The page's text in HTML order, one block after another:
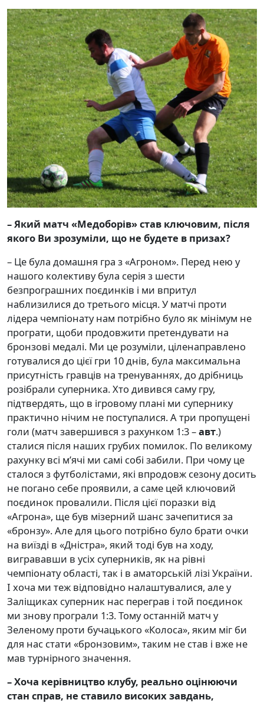
– Який матч «Медоборів» став ключовим, після
якого Ви зрозуміли, що не будете в призах?
– Це була домашня гра з «Агроном». Перед нею у
нашого колективу була серія з шести
безпрограшних поєдинків і ми впритул
наблизилися до третього місця. У матчі проти
лідера чемпіонату нам потрібно було як мінімум не
програти, щоби продовжити претендувати на
бронзові медалі. Ми це розуміли, ціленаправлено
готувалися до цієї гри 10 днів, була максимальна
присутність гравців на тренуваннях, до дрібниць
розібрали суперника. Хто дивився саму гру,
підтвердять, що в ігровому плані ми супернику
практично нічим не поступалися. А три пропущені
голи (матч завершився з рахунком 1:3 –авт.)
сталися після наших грубих помилок. По великому
рахунку всі м’ячі ми самі собі забили. При чому це
сталося з футболістами, які впродовж сезону досить
не погано себе проявили, а саме цей ключовий
поєдинок провалили. Після цієї поразки від
«Агрона», ще був мізерний шанс зачепитися за
«бронзу». Але для цього потрібно було брати очки
на виїзді в «Дністра», який тоді був на ходу,
вигрававши в усіх суперників, як на рівні
чемпіонату області, так і в аматорській лізі України.
І хоча ми теж відповідно налаштувалися, але у
Заліщиках суперник нас переграв і той поєдинок
ми знову програли 1:3. Тому останній матч у
Зеленому проти бучацького «Колоса», яким міг би
для нас стати «бронзовим», таким не став і вже не
мав турнірного значення.
– Хоча керівництво клубу, реально оцінюючи
стан справ, не ставило високих завдань,